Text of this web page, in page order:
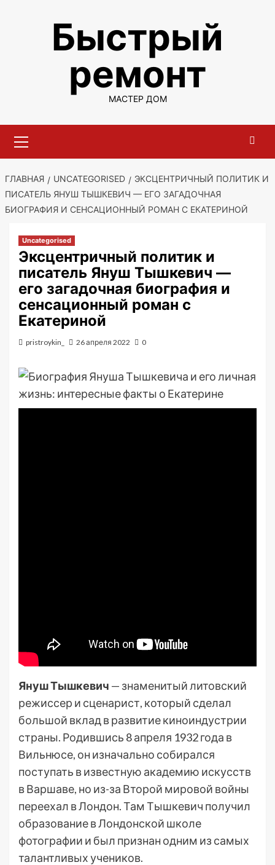
содержимомуБыстрый
ремонт
МАСТЕР ДОМ
меню
ГЛАВНАЯ UNCATEGORISED
ЭКСЦЕНТРИЧНЫЙ ПОЛИТИК И
ПИСАТЕЛЬ ЯНУШ ТЫШКЕВИЧ — ЕГО ЗАГАДОЧНАЯ
БИОГРАФИЯ И СЕНСАЦИОННЫЙ РОМАН С ЕКАТЕРИНОЙ
Uncategorised
Эксцентричный политик и
писатель Януш Тышкевич —
его загадочная биография и
сенсационный роман с
Екатериной
pristroykin_ 26 апреля 2022 0
Януш Тышкевич — знаменитый литовский
режиссер и сценарист, который сделал
большой вклад в развитие киноиндустрии
страны. Родившись 8 апреля 1932 года в
Вильнюсе, он изначально собирался
поступать в известную академию искусств
в Варшаве, но из-за Второй мировой войны
переехал в Лондон. Там Тышкевич получил
образование в Лондонской школе
фотографии и был признан одним из самых
талантливых учеников.